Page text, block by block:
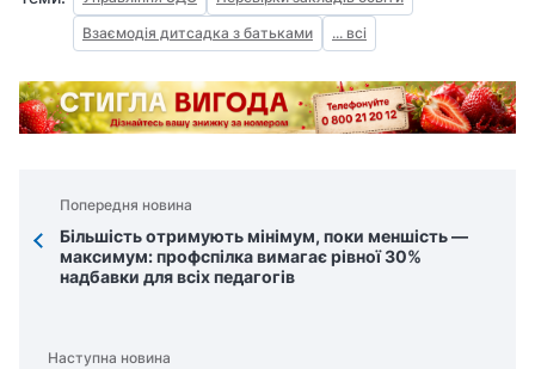
Взаємодія дитсадка з батьками
... всі
Попередня новина
Більшість отримують мінімум, поки меншість —
максимум: профспілка вимагає рівної 30%
надбавки для всіх педагогів
Наступна новина